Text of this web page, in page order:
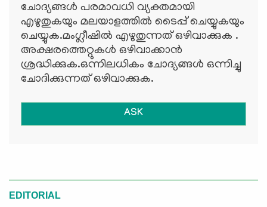
ചോദ്യങ്ങള്‍ പരമാവധി വ്യക്തമായി
എഴുതുകയും മലയാളത്തില്‍ ടൈപ്പ് ചെയ്യുകയും
ചെയ്യുക.മംഗ്ലീഷില്‍ എഴുതുന്നത് ഒഴിവാക്കുക .
അക്ഷരത്തെറ്റുകള്‍ ഒഴിവാക്കാന്‍
ശ്രദ്ധിക്കുക.ഒന്നിലധികം ചോദ്യങ്ങള്‍ ഒന്നിച്ചു
ചോദിക്കുന്നത് ഒഴിവാക്കുക.
ASK
EDITORIAL